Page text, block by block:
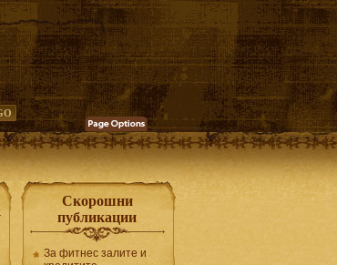
Скорошни
публикации
За фитнес залите и